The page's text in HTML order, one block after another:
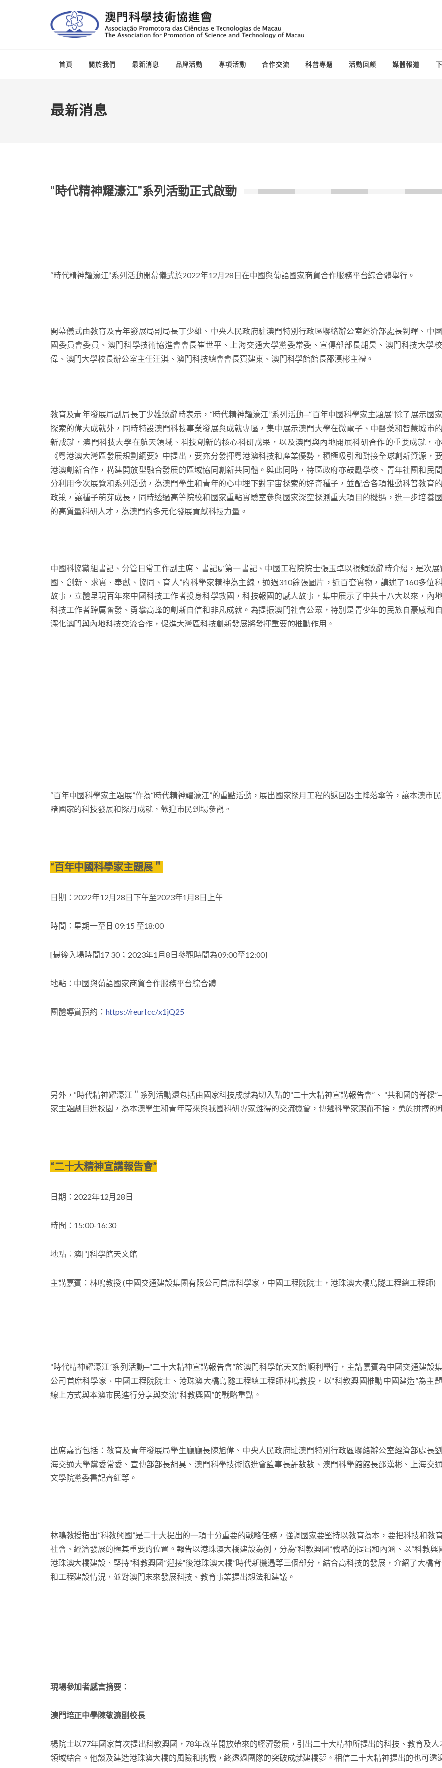
首頁 關於我們 最新消息 品牌活動 專項活動 合作交流 科普專題 活動回顧 媒體報道
最新消息
“時代精神耀濠江”系列活動正式啟動
“時代精神耀濠江”系列活動開幕儀式於2022年12月28日在中國與葡語國家商貿合作服務平台綜合體舉行。
開幕儀式由教育及青年發展局副局長丁少雄、中央人民政府駐澳門特別行政區聯絡辦公室經濟部處長劉暉、中
國委員會委員、澳門科學技術協進會會長崔世平、上海交通大學黨委常委、宣傳部部長胡昊、澳門科技大學
偉、澳門大學校長辦公室主任汪淇、澳門科技總會會長賀建東、澳門科學館館長邵漢彬主禮。
教育及青年發展局副局長丁少雄致辭時表示，“時代精神耀濠江”系列活動─“百年中國科學家主題展”除了展示國
探索的偉大成就外，同時特設澳門科技事業發展與成就專區，集中展示澳門大學在微電子、中醫藥和智慧城市
新成就，澳門科技大學在航天領域、科技創新的核心科研成果，以及澳門與內地開展科研合作的重要成就，
《粵港澳大灣區發展規劃綱要》中提出，要充分發揮粵港澳科技和產業優勢，積極吸引和對接全球創新資源，
港澳創新合作，構建開放型融合發展的區域協同創新共同體。與此同時，特區政府亦鼓勵學校、青年社團和民
分利用今次展覽和系列活動，為澳門學生和青年的心中埋下對宇宙探索的好奇種子，並配合各項推動科普教育
政策，讓種子萌芽成長，同時透過高等院校和國家重點實驗室參與國家深空探測重大項目的機遇，進一步培養
的高質量科研人才，為澳門的多元化發展貢獻科技力量。
中國科協黨組書記、分管日常工作副主席、書記處第一書記、中國工程院院士張玉卓以視頻致辭時介紹，是次展
國、創新、求實、奉獻、協同、育人”的科學家精神為主線，通過310餘張圖片，近百套實物，講述了160多位
故事，立體呈現百年來中國科技工作者投身科學救國，科技報國的感人故事，集中展示了中共十八大以來，內
科技工作者踔厲奮發、勇攀高峰的創新自信和非凡成就。為提振澳門社會公眾，特別是青少年的民族自豪感和
深化澳門與內地科技交流合作，促進大灣區科技創新發展將發揮重要的推動作用。
“百年中國科學家主題展”作為“時代精神耀濠江”的重點活動，展出國家探月工程的返回器主降落傘等，讓本澳市
睹國家的科技發展和探月成就，歡迎市民到場參觀。
“百年中國科學家主題展＂
日期：2022年12月28日下午至2023年1月8日上午
時間：星期一至日 09:15 至18:00
[最後入場時間17:30；2023年1月8日參觀時間為09:00至12:00]
地點：中國與葡語國家商貿合作服務平台綜合體
團體導賞預約： https://reurl.cc/x1jQ25
另外，“時代精神耀濠江＂系列活動還包括由國家科技成就為切入點的“二十大精神宣講報告會”、 “共和國的脊樑
家主題劇目進校園，為本澳學生和青年帶來與我國科研專家難得的交流機會，傳遞科學家鍥而不捨，勇於拼搏的
“二十大精神宣講報告會”
日期：2022年12月28日
時間：15:00-16:30
地點：澳門科學館天文館
主講嘉賓：林鳴教授 (中國交通建設集團有限公司首席科學家，中國工程院院士，港珠澳大橋島隧工程總工程師)
“時代精神耀濠江”系列活動─“二十大精神宣講報告會”於澳門科學館天文館順利舉行，主講嘉賓為中國交通建設
公司首席科學家、中國工程院院士、港珠澳大橋島隧工程總工程師林鳴教授，以“科教興國推動中國建造”為主
線上方式與本澳市民進行分享與交流“科教興國”的戰略重點。
出席嘉賓包括：教育及青年發展局學生廳廳長陳旭偉、中央人民政府駐澳門特別行政區聯絡辦公室經濟部處長
海交通大學黨委常委、宣傳部部長胡昊、澳門科學技術協進會監事長許敖敖、澳門科學館館長邵漢彬、上海交
文學院黨委書記齊紅等。
林鳴教授指出“科教興國”是二十大提出的一項十分重要的戰略任務，強調國家要堅持以教育為本，要把科技和教
社會、經濟發展的極其重要的位置。報告以港珠澳大橋建設為例，分為“科教興國”戰略的提出和內涵、以“科教興
港珠澳大橋建設、堅持“科教興國”迎接“後港珠澳大橋”時代新機遇等三個部分，結合高科技的發展，介紹了大橋
和工程建設情況，並對澳門未來發展科技、教育事業提出想法和建議。
現場參加者感言摘要：
澳門培正中學陳敬濂副校長
楊院士以77年國家首次提出科教興國，78年改革開放帶來的經濟發展，引出二十大精神所提出的科技、教育及人
領域結合。他談及建造港珠澳大橋的風險和挑戰，終透過團隊的突破成就建橋夢。相信二十大精神提出的也可透